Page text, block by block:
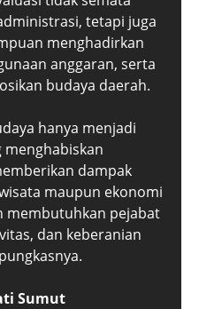
tetapi juga
menghadirkan
anggaran, serta
budaya daerah.
hanya menjadi
menghabiskan
dampak
maupun ekonomi
membutuhkan pejabat
dan keberanian
Sumut